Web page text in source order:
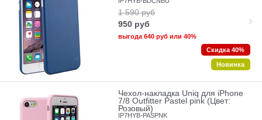
1 590 руб
950 руб
выгода 640 рубили 40%
Скидка 40%
Новинка
Чехол-накладка Uniq для iPhone
7/8 Outfitter Pastel pink (Цвет:
Розовый)
IP7HYB-PASPNK